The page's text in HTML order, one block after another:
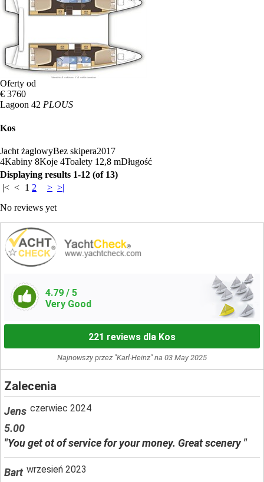
Oferty od
€ 3760
Lagoon 42 PLOUS
Kos
Jacht żaglowyBez skipera2017
4Kabiny 8Koje 4Toalety 12,8 mDługość
Displaying results 1-12 (of 13)
|< < 1 2 > >|
No reviews yet
4.79 / 5
Very Good
221 reviews dla Kos
Najnowszy przez "Karl-Heinz" na 03 May 2025
Zalecenia
Jens czerwiec 2024
5.00
"You get ot of service for your money. Great scenery "
Bart wrzesień 2023